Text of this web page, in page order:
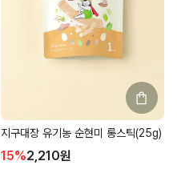
지구대장 유기농 순현미 롱스틱(25g)
15%2,210원